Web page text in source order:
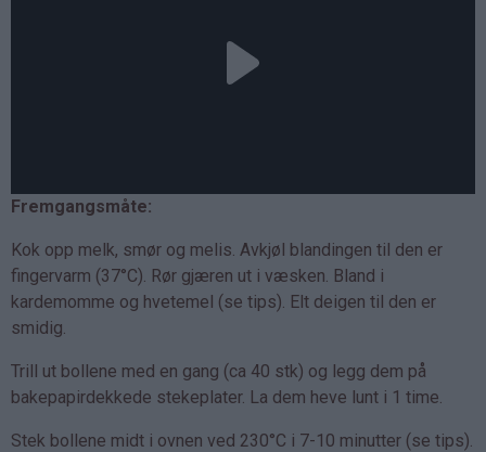
Fremgangsmåte:
Kok opp melk, smør og melis. Avkjøl blandingen til den er
fingervarm (37°C). Rør gjæren ut i væsken. Bland i
kardemomme og hvetemel (se tips). Elt deigen til den er
smidig.
Trill ut bollene med en gang (ca 40 stk) og legg dem på
bakepapirdekkede stekeplater. La dem heve lunt i 1 time.
Stek bollene midt i ovnen ved 230°C i 7-10 minutter (se tips).